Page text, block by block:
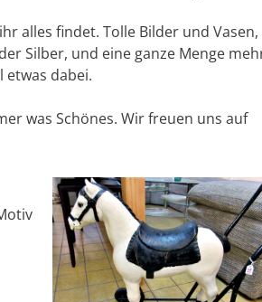
alles findet. Tolle Bilder und Vasen,
Silber, und eine ganze Menge
etwas dabei.
was Schönes. Wir freuen uns auf